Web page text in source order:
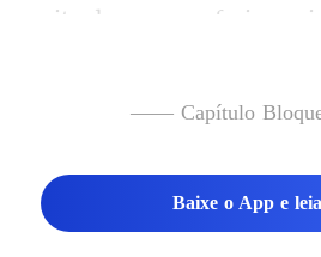
voar, preferia
totalmente lógico! Se d
—— Capítulo
Baixe o App e